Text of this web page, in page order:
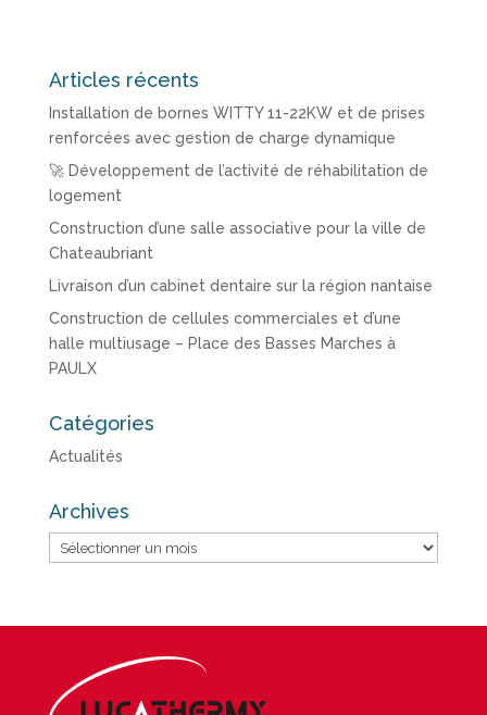
Articles récents
Installation de bornes WITTY 11-22KW et de prises
renforcées avec gestion de charge dynamique
🚀 Développement de l’activité de réhabilitation de
logement
Construction d’une salle associative pour la ville de
Chateaubriant
Livraison d’un cabinet dentaire sur la région nantaise
Construction de cellules commerciales et d’une
halle multiusage – Place des Basses Marches à
PAULX
Catégories
Actualités
Archives
Archives